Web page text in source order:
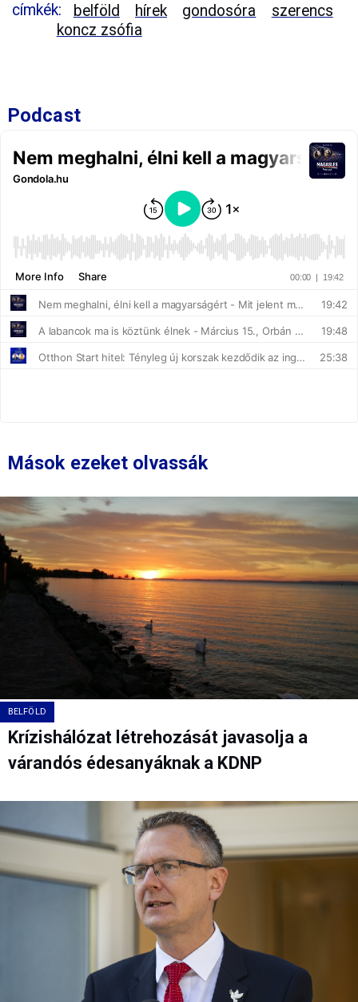
címkék: belföld hírek gondosóra
szerencs
koncz zsófia
Podcast
Mások ezeket olvassák
BELFÖLD
Krízishálózat létrehozását javasolja a
várandós édesanyáknak a KDNP